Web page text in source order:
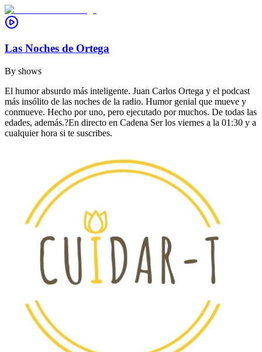
Las Noches de Ortega
By shows
El humor absurdo más inteligente. Juan Carlos Ortega y el podcast
más insólito de las noches de la radio. Humor genial que mueve y
conmueve. Hecho por uno, pero ejecutado por muchos. De todas las
edades, además.?En directo en Cadena Ser los viernes a la 01:30 y a
cualquier hora si te suscribes.